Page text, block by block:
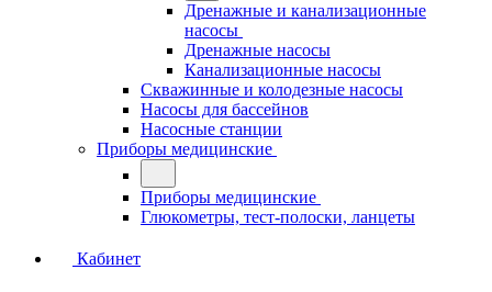
Дренажные и канализационные
насосы
Дренажные насосы
Канализационные насосы
Скважинные и колодезные насосы
Насосы для бассейнов
Насосные станции
Приборы медицинские
Приборы медицинские
Глюкометры, тест-полоски, ланцеты
Кабинет